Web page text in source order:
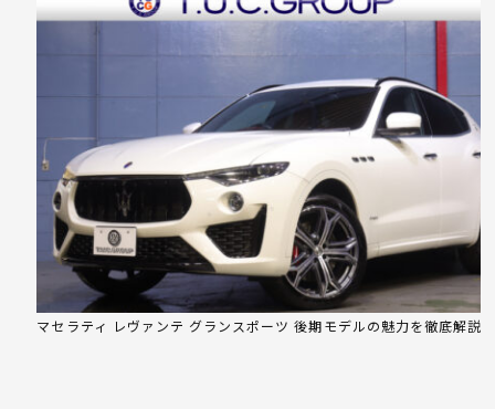
マセラティ レヴァンテ グランスポーツ 後期モデルの魅力を徹底解説